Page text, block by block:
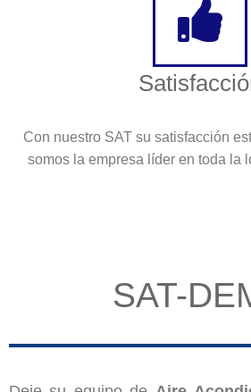
Con nuestro SAT su satisfacción
somos la empresa líder en toda la
SAT-